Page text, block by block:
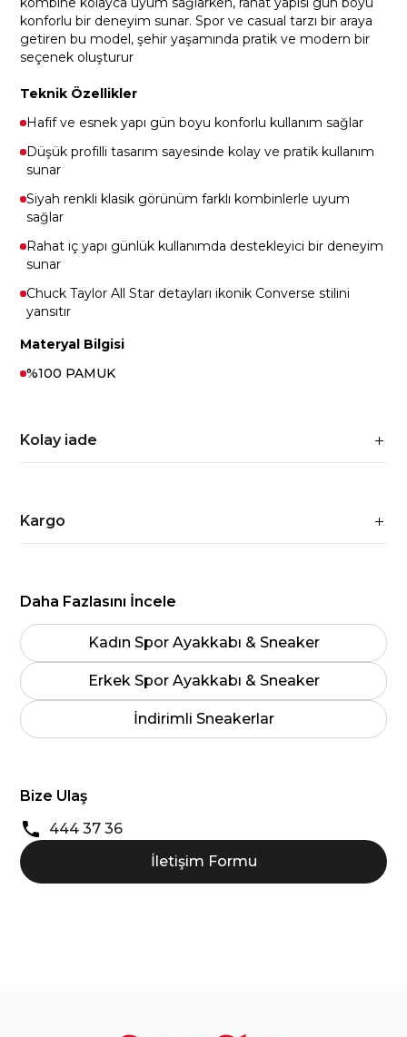
konforlu bir deneyim sunar. Spor ve casual tarzı bir araya
getiren bu model, şehir yaşamında pratik ve modern bir
seçenek oluşturur
Teknik Özellikler
Hafif ve esnek yapı gün boyu konforlu kullanım sağlar
Düşük profilli tasarım sayesinde kolay ve pratik kullanım
sunar
Siyah renkli klasik görünüm farklı kombinlerle uyum
sağlar
Rahat iç yapı günlük kullanımda destekleyici bir deneyim
sunar
Chuck Taylor All Star detayları ikonik Converse stilini
yansıtır
Materyal Bilgisi
%100 PAMUK
Kolay iade
Kargo
Daha Fazlasını İncele
Kadın Spor Ayakkabı & Sneaker
Erkek Spor Ayakkabı & Sneaker
İndirimli Sneakerlar
Bize Ulaş
444 37 36
İletişim Formu